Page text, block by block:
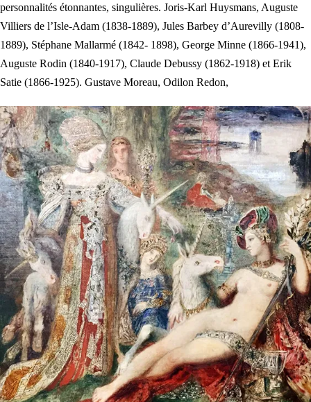
personnalités étonnantes, singulières. Joris-Karl Huysmans, Auguste
Villiers de l’Isle-Adam (1838-1889), Jules Barbey d’Aurevilly (1808-
1889), Stéphane Mallarmé (1842- 1898), George Minne (1866-1941),
Auguste Rodin (1840-1917), Claude Debussy (1862-1918) et Erik
Satie (1866-1925). Gustave Moreau, Odilon Redon,